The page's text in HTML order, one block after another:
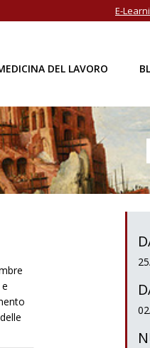
E-
DEL LAVORO